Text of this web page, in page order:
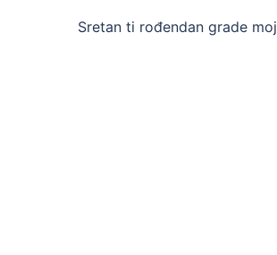
Sretan ti rođendan grade moj